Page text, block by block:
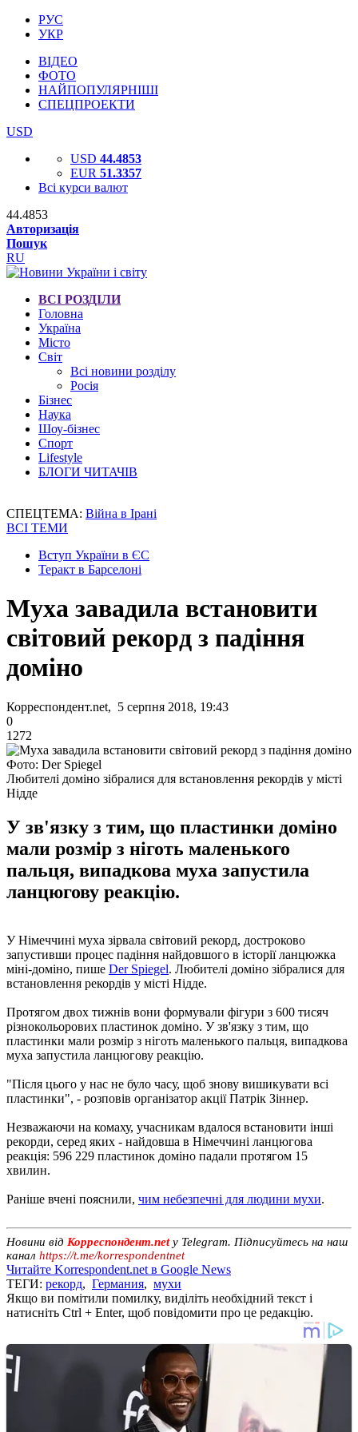
РУС
УКР
ВІДЕО
ФОТО
НАЙПОПУЛЯРНІШІ
СПЕЦПРОЕКТИ
USD
USD 44.4853
EUR 51.3357
Всі курси валют
44.4853
Авторизація
Пошук
RU
ВСІ РОЗДІЛИ
Головна
Україна
Місто
Світ
Всі новини розділу
Росія
Бізнес
Наука
Шоу-бізнес
Спорт
Lifestyle
БЛОГИ ЧИТАЧІВ
СПЕЦТЕМА: Війна в Ірані
ВСІ ТЕМИ
Вступ України в ЄС
Теракт в Барселоні
Муха завадила встановити
світовий рекорд з падіння
доміно
Корреспондент.net, 5 серпня 2018, 19:43
0
1272
Фото: Der Spiegel
Любителі доміно зібралися для встановлення рекордів у місті
Нідде
У зв'язку з тим, що пластинки доміно
мали розмір з ніготь маленького
пальця, випадкова муха запустила
ланцюгову реакцію.
У Німеччині муха зірвала світовий рекорд, достроково
запустивши процес падіння найдовшого в історії ланцюжка
міні-доміно, пише Der Spiegel. Любителі доміно зібралися для
встановлення рекордів у місті Нідде.
Протягом двох тижнів вони формували фігури з 600 тисяч
різнокольорових пластинок доміно. У зв'язку з тим, що
пластинки мали розмір з ніготь маленького пальця, випадкова
муха запустила ланцюгову реакцію.
"Після цього у нас не було часу, щоб знову вишикувати всі
пластинки", - розповів організатор акції Патрік Зіннер.
Незважаючи на комаху, учасникам вдалося встановити інші
рекорди, серед яких - найдовша в Німеччині ланцюгова
реакція: 596 229 пластинок доміно падали протягом 15
хвилин.
Раніше вчені пояснили, чим небезпечні для людини мухи.
Новини від Корреспондент.netу Telegram. Підписуйтесь на наш
канал https://t.me/korrespondentnet
Читайте Korrespondent.net в Google News
ТЕГИ: рекорд, Германия, мухи
Якщо ви помітили помилку, виділіть необхідний текст і
натисніть Ctrl + Enter, щоб повідомити про це редакцію.